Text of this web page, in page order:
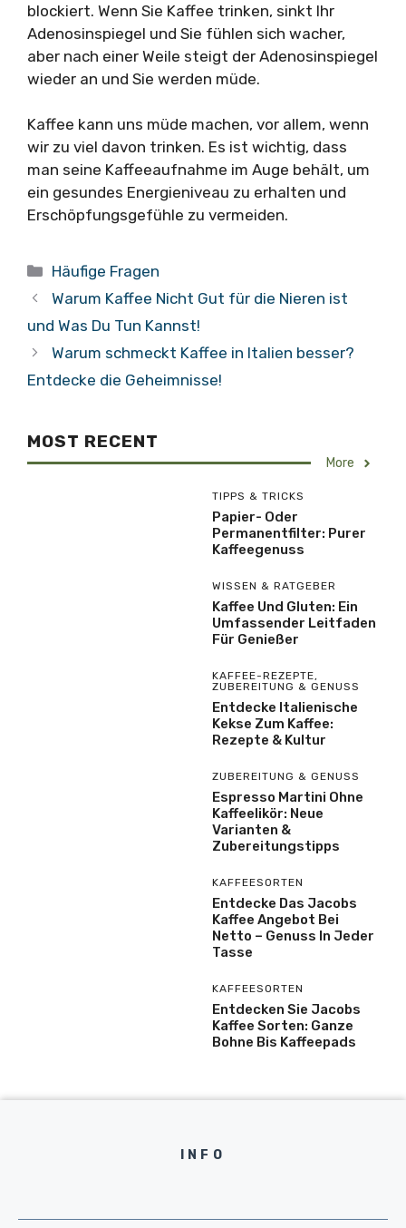
blockiert. Wenn Sie Kaffee trinken, sinkt Ihr
Adenosinspiegel und Sie fühlen sich wacher,
aber nach einer Weile steigt der Adenosinspiegel
wieder an und Sie werden müde.
Kaffee kann uns müde machen, vor allem, wenn
wir zu viel davon trinken. Es ist wichtig, dass
man seine Kaffeeaufnahme im Auge behält, um
ein gesundes Energieniveau zu erhalten und
Erschöpfungsgefühle zu vermeiden.
Kategorien
Häufige Fragen
Warum Kaffee Nicht Gut für die Nieren ist
und Was Du Tun Kannst!
Warum schmeckt Kaffee in Italien besser?
Entdecke die Geheimnisse!
MOST RECENT
More
TIPPS & TRICKS
Papier- Oder
Permanentfilter: Purer
Kaffeegenuss
WISSEN & RATGEBER
Kaffee Und Gluten: Ein
Umfassender Leitfaden
Für Genießer
KAFFEE-REZEPTE,
ZUBEREITUNG & GENUSS
Entdecke Italienische
Kekse Zum Kaffee:
Rezepte & Kultur
ZUBEREITUNG & GENUSS
Espresso Martini Ohne
Kaffeelikör: Neue
Varianten &
Zubereitungstipps
KAFFEESORTEN
Entdecke Das Jacobs
Kaffee Angebot Bei
Netto – Genuss In Jeder
Tasse
KAFFEESORTEN
Entdecken Sie Jacobs
Kaffee Sorten: Ganze
Bohne Bis Kaffeepads
INFO